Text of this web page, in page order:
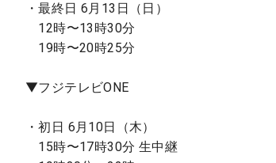
・最終日 6月13日（日）
12時〜13時30分
19時〜20時25分
▼フジテレビONE
・初日 6月10日（木）
15時〜17時30分 生中継